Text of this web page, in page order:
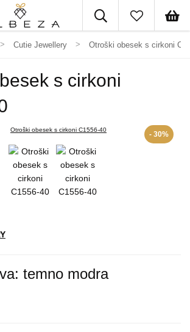
Cutie Jewellery Otroški obesek s cirkoni
s cirkoni
- 30%
temno modra